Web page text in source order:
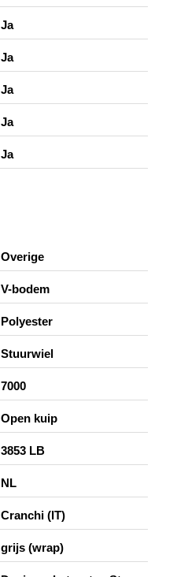
Ja
Ja
Ja
Ja
Ja
Overige
V-bodem
Polyester
Stuurwiel
7000
Open kuip
3853 LB
NL
Cranchi (IT)
grijs (wrap)